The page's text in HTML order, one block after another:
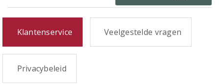
Klantenservice Veelgestelde vragen
Privacybeleid